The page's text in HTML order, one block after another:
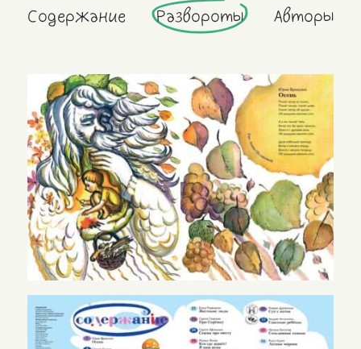
Содержание Развороты Авторы